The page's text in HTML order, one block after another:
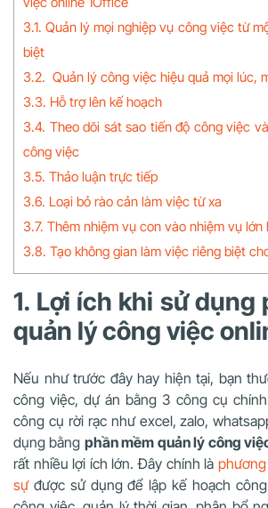
3.1. Quản lý mọi nghiệp vụ công việc từ
biệt
3.2. Quản lý công việc hiệu quả mọi lúc,
3.3. Hỗ trợ lên kế hoạch
3.4. Theo dõi sát sao tiến độ công việc
công việc
3.5. Thảo luận trực tiếp
3.6. Loại bỏ rào cản làm việc từ xa
3.7. Thêm nhiệm vụ con vào nhiệm vụ lớn
3.8. Tạo không gian làm việc riêng biệt
1. Lợi ích khi sử dụng
quản lý công việc
Nếu như trước đây hay hiện tại, bạn
công việc, dự án bằng 3 công cụ
công cụ rời rạc như excel, zalo,
dụng bằng phần mềm quản lý công
rất nhiều lợi ích lớn. Đây chính là
sựđược sử dụng để lập kế hoạch